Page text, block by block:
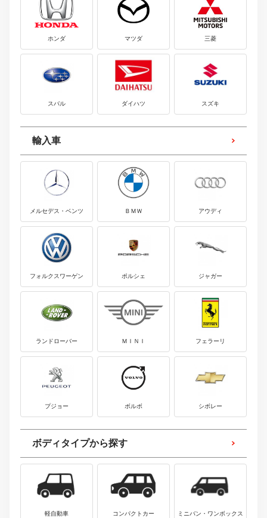
ホンダ マツダ 三菱
スバル ダイハツ スズキ
輸入車
メルセデス・ベンツ ＢＭＷ アウディ
フォルクスワーゲン ポルシェ ジャガー
ランドローバー ＭＩＮＩ フェラーリ
プジョー ボルボ シボレー
ボディタイプから探す
軽自動車 コンパクトカー ミニバン・ワンボックス